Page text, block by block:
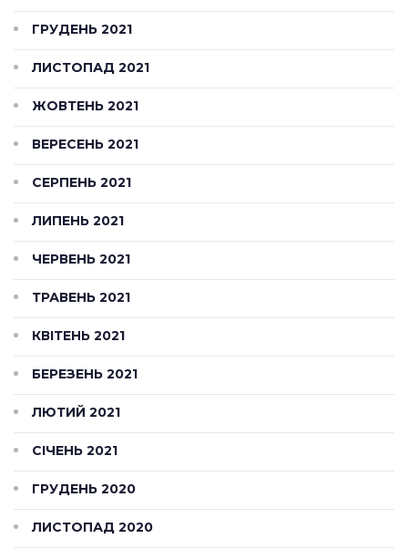
ГРУДЕНЬ 2021
ЛИСТОПАД 2021
ЖОВТЕНЬ 2021
ВЕРЕСЕНЬ 2021
СЕРПЕНЬ 2021
ЛИПЕНЬ 2021
ЧЕРВЕНЬ 2021
ТРАВЕНЬ 2021
КВІТЕНЬ 2021
БЕРЕЗЕНЬ 2021
ЛЮТИЙ 2021
СІЧЕНЬ 2021
ГРУДЕНЬ 2020
ЛИСТОПАД 2020